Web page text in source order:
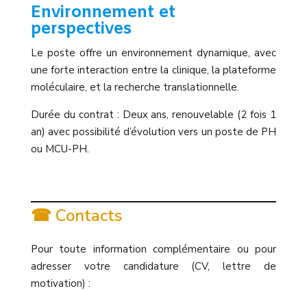
Environnement et
perspectives
Le poste offre un environnement dynamique, avec
une forte interaction entre la clinique, la plateforme
moléculaire, et la recherche translationnelle.
Durée du contrat : Deux ans, renouvelable (2 fois 1
an) avec possibilité d’évolution vers un poste de PH
ou MCU-PH.
☎ Contacts
Pour toute information complémentaire ou pour
adresser votre candidature (CV, lettre de
motivation) :